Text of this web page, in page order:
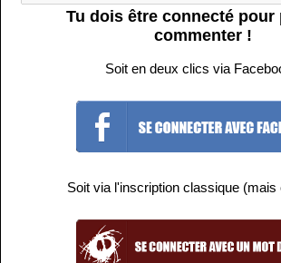
Tu dois être connecté pour
commenter !
Soit en deux clics via
Soit via l'inscription classique (mais